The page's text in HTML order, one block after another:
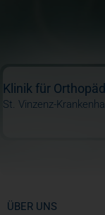
Klinik für
St. Vinzenz-
ÜBER UNS